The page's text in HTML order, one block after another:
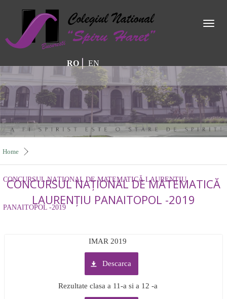
RO EN
Home
CONCURSUL NAȚIONAL DE MATEMATICĂ LAURENȚIU
PANAITOPOL -2019
CONCURSUL NAȚIONAL DE MATEMATICĂ
LAURENȚIU PANAITOPOL -2019
IMAR 2019
Descarca
Rezultate clasa a 11-a si a 12 -a